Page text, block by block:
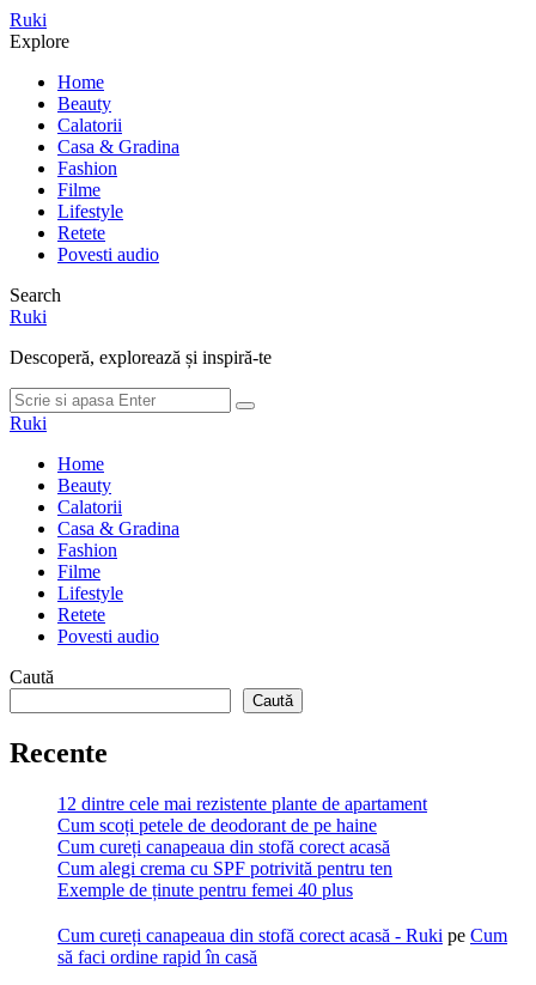
Meniu
Ruki
Cauta
Explore
Home
Beauty
Calatorii
Casa & Gradina
Fashion
Filme
Lifestyle
Retete
Povesti audio
Search
Ruki
Descoperă, explorează și inspiră-te
Cauta
dupa:
Cauta
Ruki
Home
Beauty
Calatorii
Casa & Gradina
Fashion
Filme
Lifestyle
Retete
Povesti audio
Caută
Caută
Recente
12 dintre cele mai rezistente plante de apartament
Cum scoți petele de deodorant de pe haine
Cum cureți canapeaua din stofă corect acasă
Cum alegi crema cu SPF potrivită pentru ten
Exemple de ținute pentru femei 40 plus
Cum cureți canapeaua din stofă corect acasă - Ruki pe Cum
să faci ordine rapid în casă